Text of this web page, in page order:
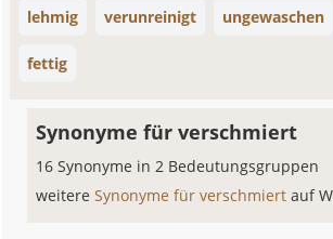
lehmig verunreinigt ungewaschen
fettig
Synonyme für verschmiert
16 Synonyme in 2 Bedeutungsgruppen
weitereSynonyme für verschmiertauf